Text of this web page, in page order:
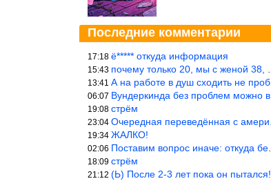
Последние комментарии
17:18 ё***** откуда информация
15:43 почему только 20, мы с женой 38, называется ртутной свадьбой, гр
13:41 А на работе в душ сходить не пробовали?
06:07 Вундеркинда без проблем можно вырастить всего-то с максимально р
19:08 стрём
23:04 Очередная переведённая с американского статья. Не работает эта ф
19:34 ЖАЛКО!
02:06 Поставим вопрос иначе: откуда берётся столь зловредный феминизм?
18:09 стрём
21:12 (Ь) После 2-3 лет пока он пытался! :))) Учитывая, что кошки 10-1